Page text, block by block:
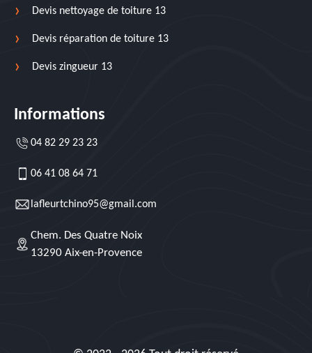
Devis nettoyage de toiture 13
Devis réparation de toiture 13
Devis zingueur 13
Informations
04 82 29 23 23
06 41 08 64 71
lafleurtchino95@gmail.com
Chem. Des Quatre Noix
13290 Aix-en-Provence